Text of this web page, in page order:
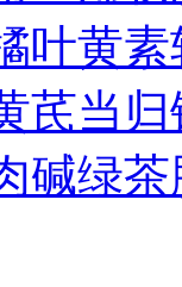
叶黄
芪当
碱绿茶